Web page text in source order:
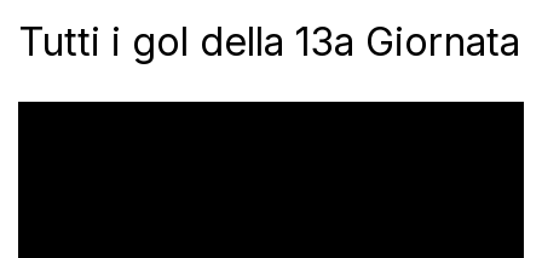
Tutti i gol della 13a Giornata